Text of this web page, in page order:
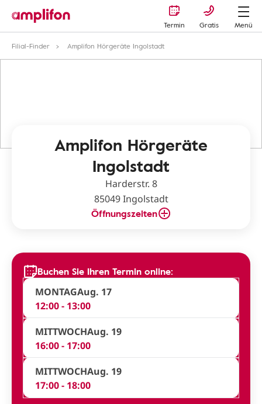
Termin Gratis
Menü
Filial-Finder
Amplifon Hörgeräte Ingolstadt
Amplifon Hörgeräte
Ingolstadt
Harderstr. 8
85049 Ingolstadt
Öffnungszeiten
Buchen Sie Ihren Termin online:
MONTAGAug. 17
12:00 - 13:00
MITTWOCHAug. 19
16:00 - 17:00
MITTWOCHAug. 19
17:00 - 18:00